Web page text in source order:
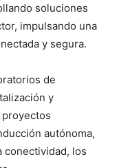
soluciones
impulsando una
y segura.
de
y
autónoma,
conectividad, los